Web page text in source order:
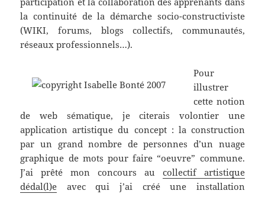
la continuité de la démarche socio-constructiviste
(WIKI, forums, blogs collectifs, communautés,
réseaux professionnels…).
Pour
illustrer
cette notion
de web sématique, je citerais volontier une
application artistique du concept : la construction
par un grand nombre de personnes d’un nuage
graphique de mots pour faire “oeuvre” commune.
J’ai prêté mon concours au collectif artistique
dédal(l)e avec qui j’ai créé une installation